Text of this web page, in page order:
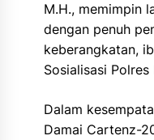
M.H., memimpin
dengan penuh
keberangkatan,
Sosialisasi
Dalam
Damai Cartenz-